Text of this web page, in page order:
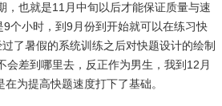
，也就是11月中旬以后才能保证质量与速
个小时，到9月份到开始就可以在练习快
了暑假的系统训练之后对快题设计的绘制
差到哪里去，反正作为男生，我到12月
为提高快题速度打下了基础。